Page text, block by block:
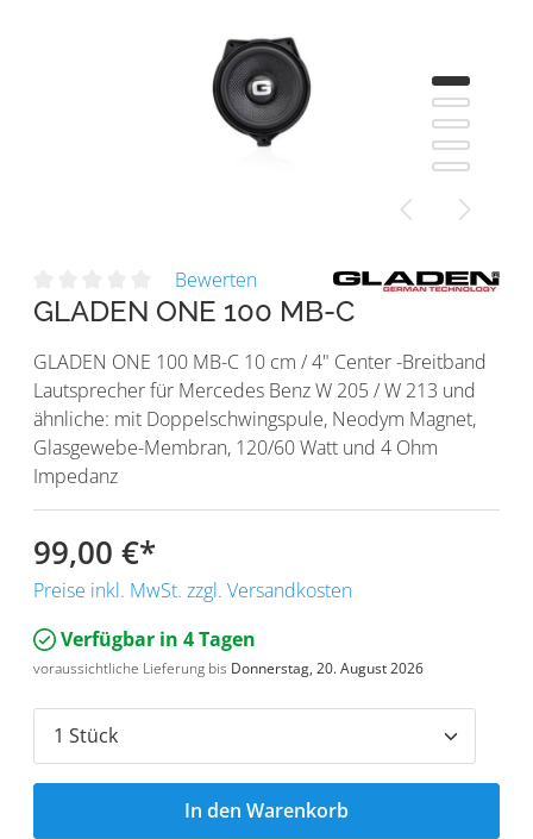
Bewerten
GLADEN ONE 100 MB-C
GLADEN ONE 100 MB-C 10 cm / 4" Center -Breitband
Lautsprecher für Mercedes Benz W 205 / W 213 und
ähnliche: mit Doppelschwingspule, Neodym Magnet,
Glasgewebe-Membran, 120/60 Watt und 4 Ohm
Impedanz
99,00 €*
Preise inkl. MwSt. zzgl. Versandkosten
Verfügbar in 4 Tagen
voraussichtliche Lieferung bis Donnerstag, 20. August 2026
In den Warenkorb